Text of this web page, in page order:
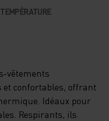
vêtements
confortables, offrant
Idéaux pour
Respirants, ils